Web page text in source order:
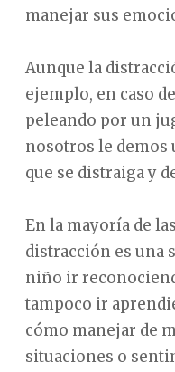
manejar sus
Aunque la
ejemplo, en caso
peleando por un
nosotros le demos
que se distraiga y
En la mayoría de
distracción es una
niño ir
tampoco ir
cómo manejar de
situaciones o